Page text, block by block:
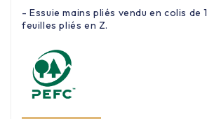
- Essuie mains pliés vendu en colis de
feuilles pliés en Z.